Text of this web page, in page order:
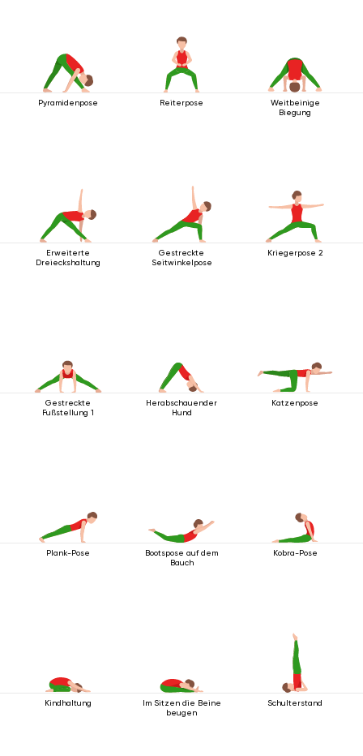
Pyramidenpose Reiterpose
Weitbeinige
Biegung
Erweiterte
Dreieckshaltung
Gestreckte
Seitwinkelpose
Kriegerpose 2
Gestreckte
Fußstellung 1
Herabschauender
Hund
Katzenpose
Plank-Pose
Bootspose auf dem
Bauch
Kobra-Pose
Kindhaltung
Im Sitzen die Beine
beugen
Schulterstand